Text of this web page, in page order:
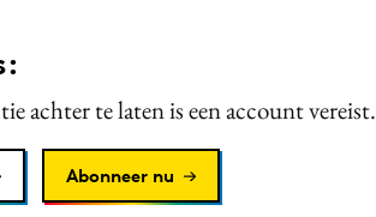
achter te laten is een account vereist.
Abonneer nu